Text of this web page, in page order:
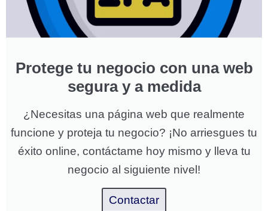
Protege tu negocio con una web
segura y a medida
¿Necesitas una página web que realmente
funcione y proteja tu negocio? ¡No arriesgues tu
éxito online, contáctame hoy mismo y lleva tu
negocio al siguiente nivel!
Contactar